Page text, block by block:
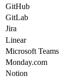
GitHub
GitLab
Jira
Linear
Microsoft Teams
Monday.com
Notion